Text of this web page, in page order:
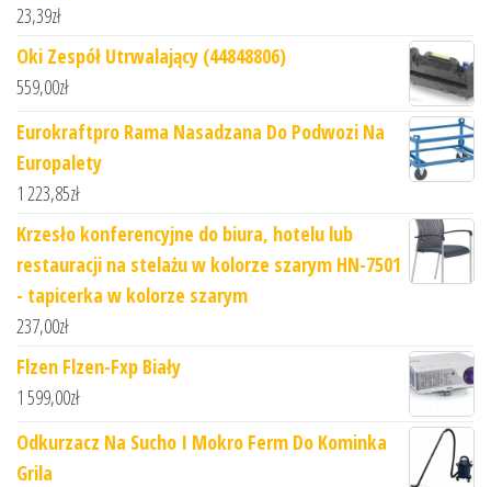
23,39zł
Oki Zespół Utrwalający (44848806)
559,00zł
Eurokraftpro Rama Nasadzana Do Podwozi Na
Europalety
1 223,85zł
Krzesło konferencyjne do biura, hotelu lub
restauracji na stelażu w kolorze szarym HN-7501
- tapicerka w kolorze szarym
237,00zł
Flzen Flzen-Fxp Biały
1 599,00zł
Odkurzacz Na Sucho I Mokro Ferm Do Kominka
Grila